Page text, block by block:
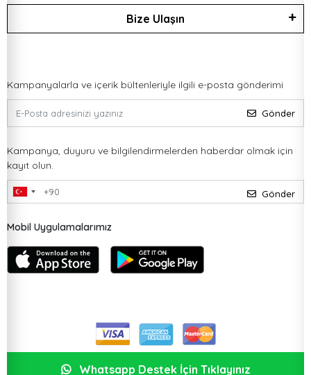
Bize Ulaşın
Kampanyalarla ve içerik bültenleriyle ilgili e-posta gönderimi
Gönder
Kampanya, duyuru ve bilgilendirmelerden haberdar olmak için
kayıt olun.
Gönder
Mobil Uygulamalarımız
Whatsapp Destek İçin Tıklayınız